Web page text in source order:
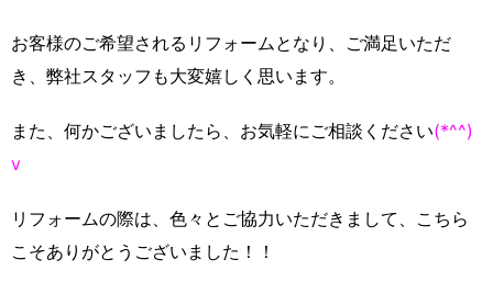
お客様のご希望されるリフォームとなり、ご満足いただ
き、弊社スタッフも大変嬉しく思います。
また、何かございましたら、お気軽にご相談ください(*^^)
v
リフォームの際は、色々とご協力いただきまして、こちら
こそありがとうございました！！